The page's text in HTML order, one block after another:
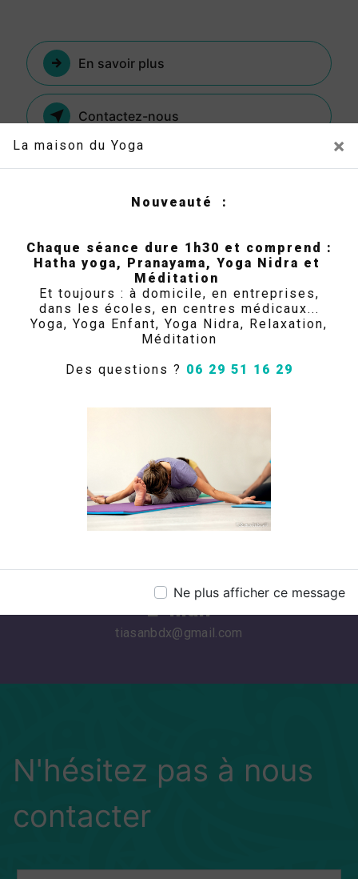
La maison du Yoga ×
Nouveauté :
Chaque séance dure 1h30 et comprend :
Hatha yoga, Pranayama, Yoga Nidra et
Méditation
Et toujours : à domicile, en entreprises,
dans les écoles, en centres médicaux...
Yoga, Yoga Enfant, Yoga Nidra, Relaxation,
Méditation
Des questions ? 06 29 51 16 29
Ne plus afficher ce message
En savoir plus
Contactez-nous
Adresse
106B rue de la Rivière, 33290 Blanquefort
Téléphone
06 29 51 16 29
E-mail
tiasanbdx@gmail.com
N'hésitez pas à nous
contacter